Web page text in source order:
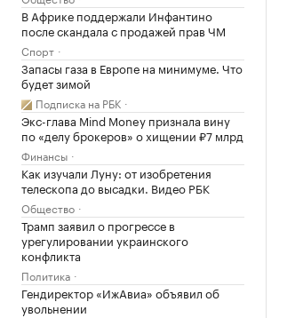
В Африке поддержали Инфантино
после скандала с продажей прав ЧМ
Спорт
Запасы газа в Европе на минимуме. Что
будет зимой
Подписка на РБК
Экс-глава Mind Money признала вину
по «делу брокеров» о хищении ₽7 млрд
Финансы
Как изучали Луну: от изобретения
телескопа до высадки. Видео РБК
Общество
Трамп заявил о прогрессе в
урегулировании украинского
конфликта
Политика
Гендиректор «ИжАвиа» объявил об
увольнении